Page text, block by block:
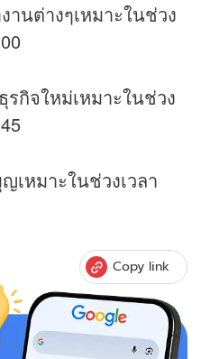
านต่างๆเหมาะในช่วง
รกิจใหม่เหมาะในช่วง
เหมาะในช่วงเวลา
Copy link